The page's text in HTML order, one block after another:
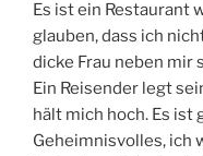
Es ist ein Restaurant
glauben, dass ich
dicke Frau neben mir
Ein Reisender legt
hält mich hoch. Es ist
Geheimnisvolles, ich